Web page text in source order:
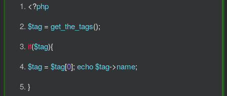
<?php
$tag = get_the_tags();
if($tag){
$tag = $tag[0]; echo $tag->name;
}